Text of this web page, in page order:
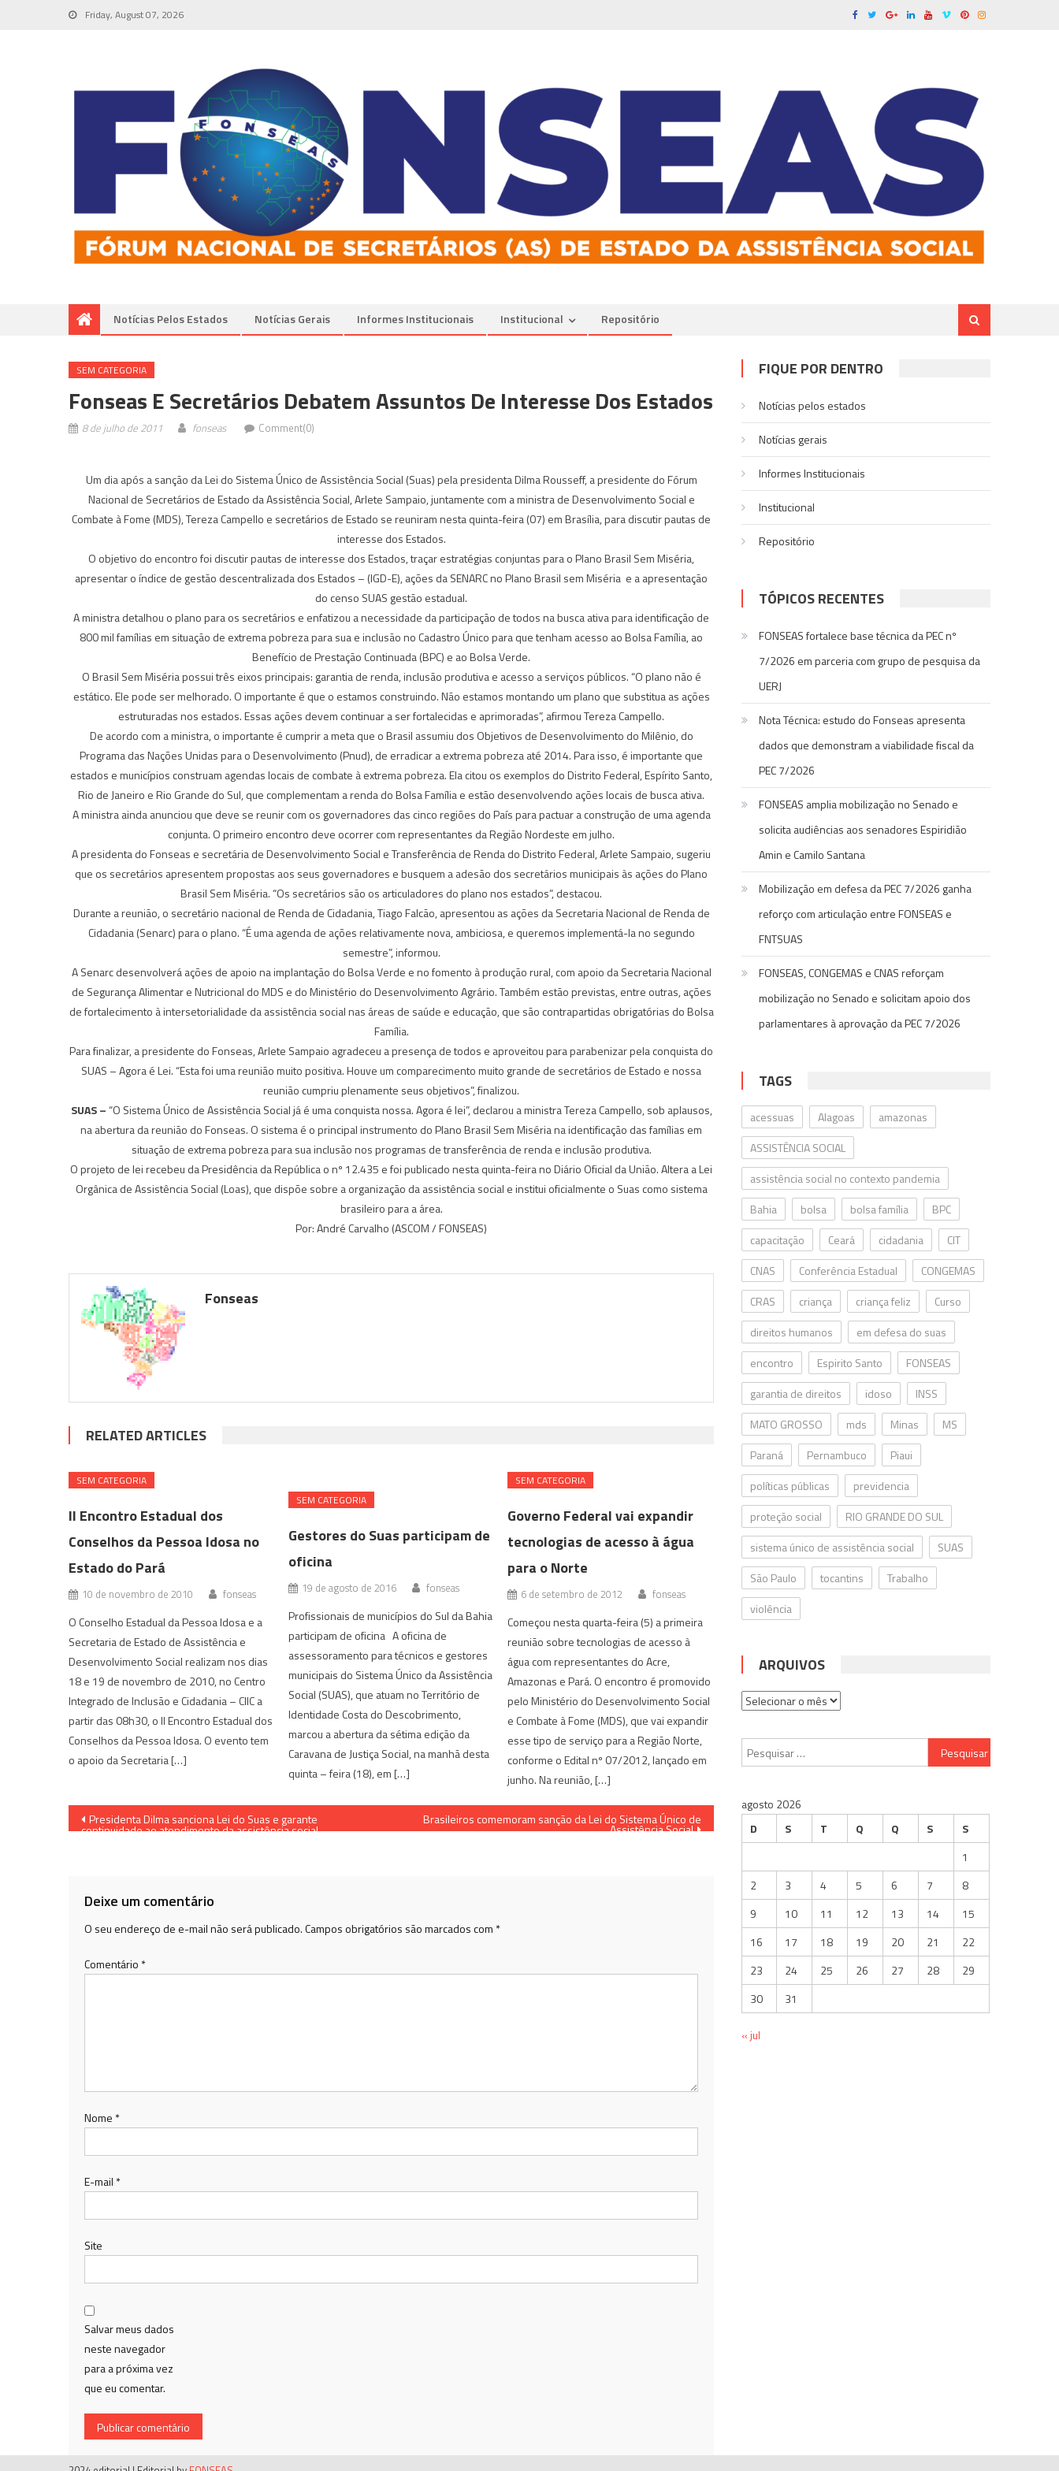
Friday, August 07, 2026
Notícias Pelos Estados Notí­cias Gerais Informes Institucionais Institucional Repositório
SEM CATEGORIA
Fonseas E Secretários Debatem Assuntos De Interesse Dos Estados
8 de julho de 2011 fonseas Comment(0)
Um dia após a sanção da Lei do Sistema Único de Assistência Social (Suas) pela presidenta Dilma Rousseff, a presidente do Fórum
Nacional de Secretários de Estado da Assistência Social, Arlete Sampaio, juntamente com a ministra de Desenvolvimento Social e
Combate à Fome (MDS), Tereza Campello e secretários de Estado se reuniram nesta quinta-feira (07) em Brasília, para discutir pautas de
interesse dos Estados.
O objetivo do encontro foi discutir pautas de interesse dos Estados, traçar estratégias conjuntas para o Plano Brasil Sem Miséria,
apresentar o índice de gestão descentralizada dos Estados – (IGD-E), ações da SENARC no Plano Brasil sem Miséria e a apresentação
do censo SUAS gestão estadual.
A ministra detalhou o plano para os secretários e enfatizou a necessidade da participação de todos na busca ativa para identificação de
800 mil famílias em situação de extrema pobreza para sua e inclusão no Cadastro Único para que tenham acesso ao Bolsa Família, ao
Benefício de Prestação Continuada (BPC) e ao Bolsa Verde.
O Brasil Sem Miséria possui três eixos principais: garantia de renda, inclusão produtiva e acesso a serviços públicos. “O plano não é
estático. Ele pode ser melhorado. O importante é que o estamos construindo. Não estamos montando um plano que substitua as ações
estruturadas nos estados. Essas ações devem continuar a ser fortalecidas e aprimoradas”, afirmou Tereza Campello.
De acordo com a ministra, o importante é cumprir a meta que o Brasil assumiu dos Objetivos de Desenvolvimento do Milênio, do
Programa das Nações Unidas para o Desenvolvimento (Pnud), de erradicar a extrema pobreza até 2014. Para isso, é importante que
estados e municípios construam agendas locais de combate à extrema pobreza. Ela citou os exemplos do Distrito Federal, Espírito Santo,
Rio de Janeiro e Rio Grande do Sul, que complementam a renda do Bolsa Família e estão desenvolvendo ações locais de busca ativa.
A ministra ainda anunciou que deve se reunir com os governadores das cinco regiões do País para pactuar a construção de uma agenda
conjunta. O primeiro encontro deve ocorrer com representantes da Região Nordeste em julho.
A presidenta do Fonseas e secretária de Desenvolvimento Social e Transferência de Renda do Distrito Federal, Arlete Sampaio, sugeriu
que os secretários apresentem propostas aos seus governadores e busquem a adesão dos secretários municipais às ações do Plano
Brasil Sem Miséria. “Os secretários são os articuladores do plano nos estados”, destacou.
Durante a reunião, o secretário nacional de Renda de Cidadania, Tiago Falcão, apresentou as ações da Secretaria Nacional de Renda de
Cidadania (Senarc) para o plano. “É uma agenda de ações relativamente nova, ambiciosa, e queremos implementá-la no segundo
semestre”, informou.
A Senarc desenvolverá ações de apoio na implantação do Bolsa Verde e no fomento à produção rural, com apoio da Secretaria Nacional
de Segurança Alimentar e Nutricional do MDS e do Ministério do Desenvolvimento Agrário. Também estão previstas, entre outras, ações
de fortalecimento à intersetorialidade da assistência social nas áreas de saúde e educação, que são contrapartidas obrigatórias do Bolsa
Família.
Para finalizar, a presidente do Fonseas, Arlete Sampaio agradeceu a presença de todos e aproveitou para parabenizar pela conquista do
SUAS – Agora é Lei. “Esta foi uma reunião muito positiva. Houve um comparecimento muito grande de secretários de Estado e nossa
reunião cumpriu plenamente seus objetivos”, finalizou.
SUAS –“O Sistema Único de Assistência Social já é uma conquista nossa. Agora é lei”, declarou a ministra Tereza Campello, sob aplausos,
na abertura da reunião do Fonseas. O sistema é o principal instrumento do Plano Brasil Sem Miséria na identificação das famílias em
situação de extrema pobreza para sua inclusão nos programas de transferência de renda e inclusão produtiva.
O projeto de lei recebeu da Presidência da República o nº 12.435 e foi publicado nesta quinta-feira no Diário Oficial da União. Altera a Lei
Orgânica de Assistência Social (Loas), que dispõe sobre a organização da assistência social e institui oficialmente o Suas como sistema
brasileiro para a área.
Por: André Carvalho (ASCOM / FONSEAS)
Fonseas
RELATED ARTICLES
SEM CATEGORIA
II Encontro Estadual dos
Conselhos da Pessoa Idosa no
Estado do Pará
10 de novembro de 2010 fonseas
O Conselho Estadual da Pessoa Idosa e a
Secretaria de Estado de Assistência e
Desenvolvimento Social realizam nos dias
18 e 19 de novembro de 2010, no Centro
Integrado de Inclusão e Cidadania – CIIC a
partir das 08h30, o II Encontro Estadual dos
Conselhos da Pessoa Idosa. O evento tem
o apoio da Secretaria […]
SEM CATEGORIA
Gestores do Suas participam de
oficina
19 de agosto de 2016 fonseas
Profissionais de municípios do Sul da Bahia
participam de oficina A oficina de
assessoramento para técnicos e gestores
municipais do Sistema Único da Assistência
Social (SUAS), que atuam no Território de
Identidade Costa do Descobrimento,
marcou a abertura da sétima edição da
Caravana de Justiça Social, na manhã desta
quinta – feira (18), em […]
SEM CATEGORIA
Governo Federal vai expandir
tecnologias de acesso à água
para o Norte
6 de setembro de 2012 fonseas
Começou nesta quarta-feira (5) a primeira
reunião sobre tecnologias de acesso à
água com representantes do Acre,
Amazonas e Pará. O encontro é promovido
pelo Ministério do Desenvolvimento Social
e Combate à Fome (MDS), que vai expandir
esse tipo de serviço para a Região Norte,
conforme o Edital nº 07/2012, lançado em
junho. Na reunião, […]
Navegação
Presidenta Dilma sanciona Lei do Suas e garante
continuidade ao atendimento da assistência social
Brasileiros comemoram sanção da Lei do Sistema Único de
Assistência Social
Deixe um comentário
O seu endereço de e-mail não será publicado.Campos obrigatórios são marcados com *
Comentário *
Nome *
E-mail *
Site
Salvar meus dados
neste navegador
para a próxima vez
que eu comentar.
FIQUE POR DENTRO
Notícias pelos estados
Notí­cias gerais
Informes Institucionais
Institucional
Repositório
TÓPICOS RECENTES
FONSEAS fortalece base técnica da PEC nº
7/2026 em parceria com grupo de pesquisa da
UERJ
Nota Técnica: estudo do Fonseas apresenta
dados que demonstram a viabilidade fiscal da
PEC 7/2026
FONSEAS amplia mobilização no Senado e
solicita audiências aos senadores Espiridião
Amin e Camilo Santana
Mobilização em defesa da PEC 7/2026 ganha
reforço com articulação entre FONSEAS e
FNTSUAS
FONSEAS, CONGEMAS e CNAS reforçam
mobilização no Senado e solicitam apoio dos
parlamentares à aprovação da PEC 7/2026
TAGS
acessuas Alagoas
amazonas
ASSISTÊNCIA SOCIAL
assistência social no contexto pandemia
Bahia
bolsa bolsa família
BPC
capacitação
Ceará cidadania
CIT
CNAS
Conferência Estadual
CONGEMAS
CRAS
criança criança feliz
Curso
direitos humanos
em defesa do suas
encontro
Espirito Santo
FONSEAS
garantia de direitos
idoso
INSS
MATO GROSSO
mds Minas
MS
Paraná
Pernambuco
Piaui
políticas públicas
previdencia
proteção social
RIO GRANDE DO SUL
sistema único de assistência social
SUAS
São Paulo
tocantins
Trabalho
violência
ARQUIVOS
Arquivos
Pesquisar
por:
agosto 2026
D
S T Q Q S
S
1
2
3 4 5 6 7
8
9
10 11 12 13 14
15
16
17 18 19 20 21
22
23
24 25 26 27 28
29
30
31
« jul